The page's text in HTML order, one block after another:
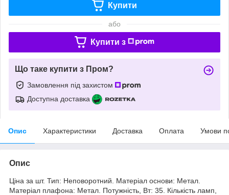
Купити
або
Купити з
Що таке купити з Пром?
Замовлення під захистом
Доступна доставка
Опис Характеристики Доставка Оплата Умови
Опис
Ціна за шт. Тип: Неповоротний. Матеріал основи: Метал.
Матеріал плафона: Метал. Потужність, Вт: 35. Кількість ламп,